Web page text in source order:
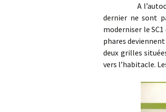
A l’autocar
dernier ne sont
moderniser le
phares
deux grilles
vers l’habitacle.